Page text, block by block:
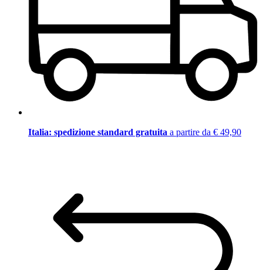
Italia: spedizione standard gratuita a partire da € 49,90